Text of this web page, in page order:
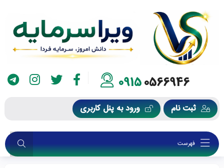
09150566946
ثبت نام ورود به پنل کاربری
فهرست